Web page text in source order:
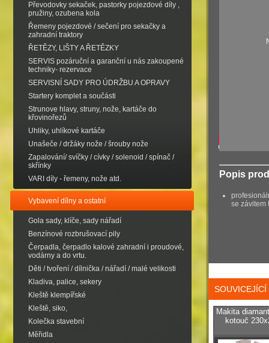
Převodovky sekaček, pastorky pojezdové díly ,
pružiny, ozubena kola
Řemeny pojezdové / sečení pro sekačky a
zahradní traktory
ŘETĚZY, LIŠTY A ŘETĚZKY
SERVIS pozáruční a garanční u nás zakoupené
techniky- rezervace
SERVISNÍ SADY PRO ÚDRŽBU A OPRAVY
Startery komplet a součásti
Strunove hlavy, struny, nože, kartáče do
křovinořezů
Uhliky, uhlíkové kartáče
Unašeče / držáky nože / šrouby nože
Zapalování/ svíčky / cívky / solenoid / spínač /
skřínky
VARI díly - řemeny, nože atd.
Vybavení dílny a ostatní
Gola sady, klíče, sady nářadí
Benzínové rozbrušovací pily
Čerpadla, čerpadlo kalové zahradní i proudové,
vodárny a do vrtu.
Děti / tvoření / dílnička / nářadí / malé velikosti
Kladiva, palice, sekery
Kleště klempířské
Kleště, siko,
Kolečka stavební
Měřidla
Popis
se závitem
Makita
kotouč